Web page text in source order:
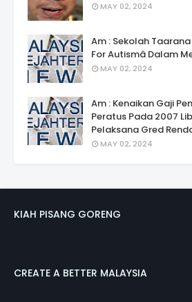
MAY 02, 2024
Am : Sekolah Taarana
For Autismâ Dalam
MAY 02, 2024
Am : Kenaikan Gaji
Peratus Pada 2007
Pelaksana Gred
MAY 02, 2024
KIAH PISANG GORENG
CREATE A BETTER MALAYSIA